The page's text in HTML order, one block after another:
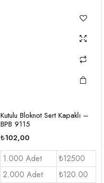
Kutulu Bloknot Sert Kapaklı –
BPB 9115
₺102,00
1.000 Adet
₺12500
2.000 Adet
₺120.00